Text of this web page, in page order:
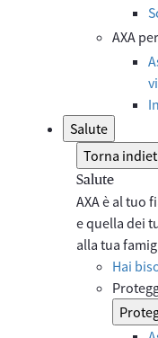
AXA
Salute
Torna
Salute
AXA è al tuo
e quella dei
alla tua
Hai